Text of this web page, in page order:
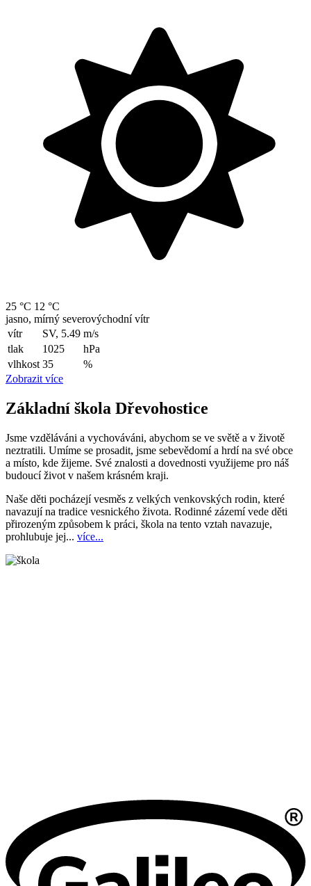
25 °C 12 °C
jasno, mírný severovýchodní vítr
vítr
SV, 5.49 m/s
tlak
1025
hPa
vlhkost 35
%
Zobrazit více
Základní škola Dřevohostice
Jsme vzděláváni a vychováváni, abychom se ve světě a v životě
neztratili. Umíme se prosadit, jsme sebevědomí a hrdí na své obce
a místo, kde žijeme. Své znalosti a dovednosti využijeme pro náš
budoucí život v našem krásném kraji.
Naše děti pocházejí vesměs z velkých venkovských rodin, které
navazují na tradice vesnického života. Rodinné zázemí vede děti
přirozeným způsobem k práci, škola na tento vztah navazuje,
prohlubuje jej... více...